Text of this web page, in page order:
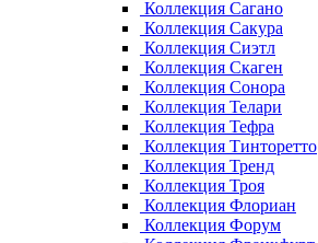
Коллекция Сагано
Коллекция Сакура
Коллекция Сиэтл
Коллекция Скаген
Коллекция Сонора
Коллекция Телари
Коллекция Тефра
Коллекция Тинторетто
Коллекция Тренд
Коллекция Троя
Коллекция Флориан
Коллекция Форум